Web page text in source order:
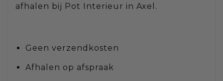
afhalen bij Pot Interieur in Axel.
Geen verzendkosten
Afhalen op afspraak